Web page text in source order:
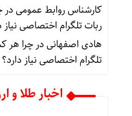
کارشناس روابط عمومیدر
ربات تلگرام اختصاصی نیاز
هادی اصفهانیدرچرا هر
تلگرام اختصاصی نیاز دارد؟
اخبار طلا و